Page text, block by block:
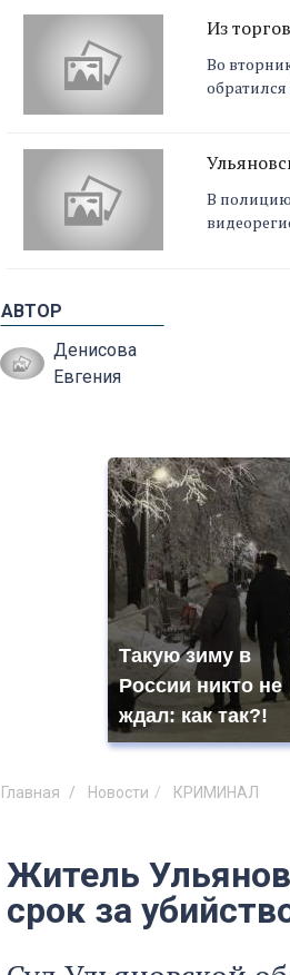
Из
Во
В полицию
АВТОР
Денисова
Евгения
Такую зиму в
России никто не
ждал: как так?!
Главная Новости КРИМИНАЛ
Житель
срок за